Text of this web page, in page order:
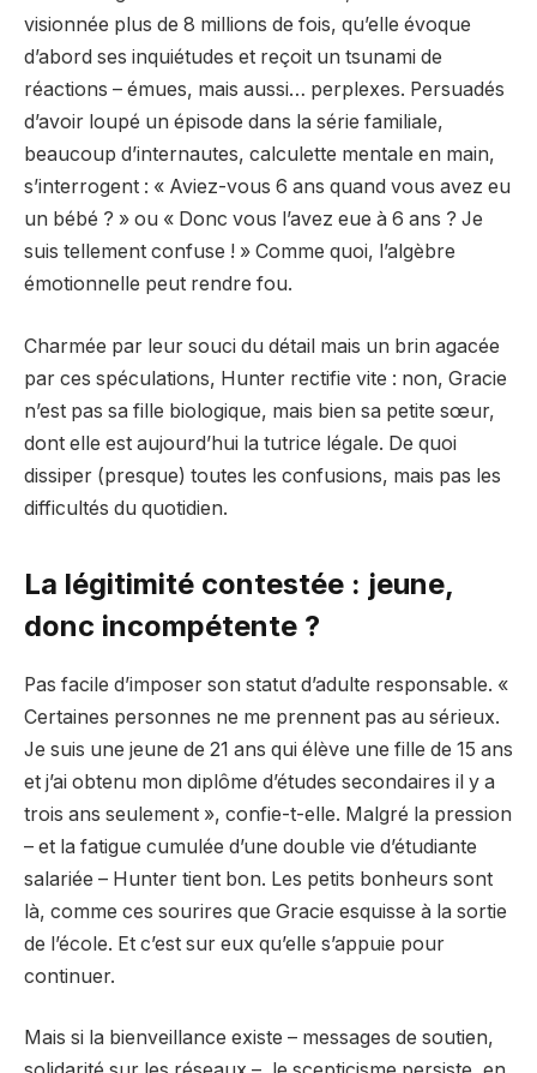
visionnée plus de 8 millions de fois, qu’elle évoque
d’abord ses inquiétudes et reçoit un tsunami de
réactions – émues, mais aussi… perplexes. Persuadés
d’avoir loupé un épisode dans la série familiale,
beaucoup d’internautes, calculette mentale en main,
s’interrogent : « Aviez-vous 6 ans quand vous avez eu
un bébé ? » ou « Donc vous l’avez eue à 6 ans ? Je
suis tellement confuse ! » Comme quoi, l’algèbre
émotionnelle peut rendre fou.
Charmée par leur souci du détail mais un brin agacée
par ces spéculations, Hunter rectifie vite : non, Gracie
n’est pas sa fille biologique, mais bien sa petite sœur,
dont elle est aujourd’hui la tutrice légale. De quoi
dissiper (presque) toutes les confusions, mais pas les
difficultés du quotidien.
La légitimité contestée : jeune,
donc incompétente ?
Pas facile d’imposer son statut d’adulte responsable. «
Certaines personnes ne me prennent pas au sérieux.
Je suis une jeune de 21 ans qui élève une fille de 15 ans
et j’ai obtenu mon diplôme d’études secondaires il y a
trois ans seulement », confie-t-elle. Malgré la pression
– et la fatigue cumulée d’une double vie d’étudiante
salariée – Hunter tient bon. Les petits bonheurs sont
là, comme ces sourires que Gracie esquisse à la sortie
de l’école. Et c’est sur eux qu’elle s’appuie pour
continuer.
Mais si la bienveillance existe – messages de soutien,